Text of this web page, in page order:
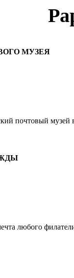
МУЗЕЯ
почтовый музей
любого